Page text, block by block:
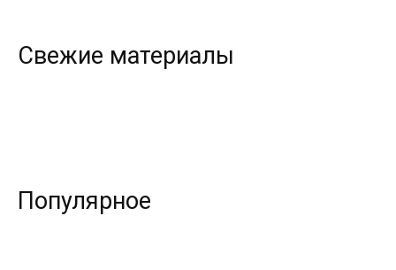
Свежие материалы
Популярное